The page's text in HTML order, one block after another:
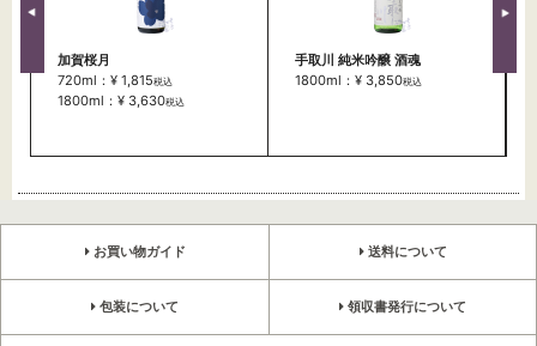
加賀桜月
720ml：¥ 1,815税込
1800ml：¥ 3,630税込
手取川 純米吟醸 酒魂
1800ml：¥ 3,850税込
お買い物ガイド 送料について
包装について 領収書発行について